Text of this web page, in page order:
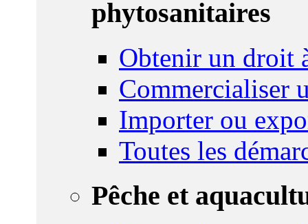
phytosanitaires
Obtenir un droit
Commercialiser
Importer ou
Toutes les
Pêche et